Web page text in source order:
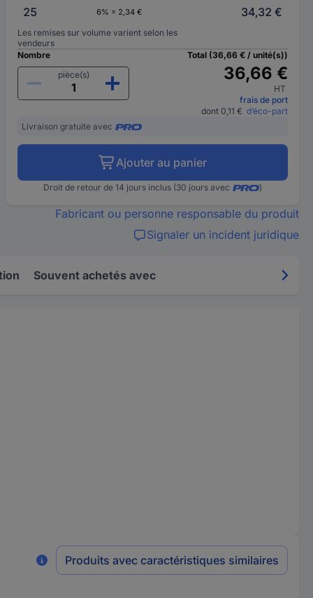
25
6% = 2,34 € 34,32 €
Les remises sur volume varient selon les
vendeurs
Nombre
pièce(s)
Total (36,66 € / unité(s))
36,66 €
HT
frais de port
dont 0,11 € d’éco-part
Livraison gratuite avec
Ajouter au panier
Droit de retour de 14 jours inclus (30 jours avec )
Fabricant ou personne responsable du produit
Signaler un incident juridique
Souvent achetés avec
Produits avec caractéristiques similaires